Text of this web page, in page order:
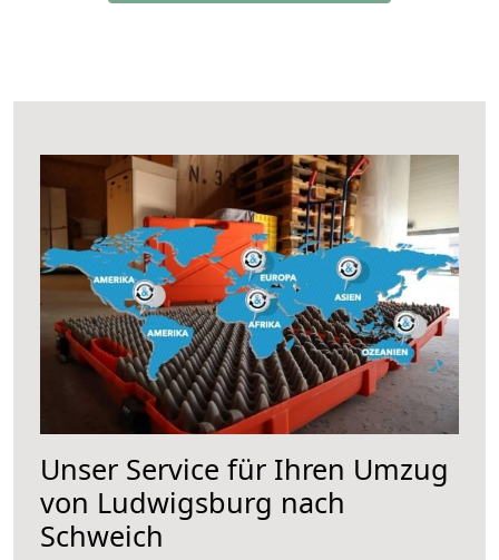
Unser Service für Ihren Umzug
von Ludwigsburg nach
Schweich